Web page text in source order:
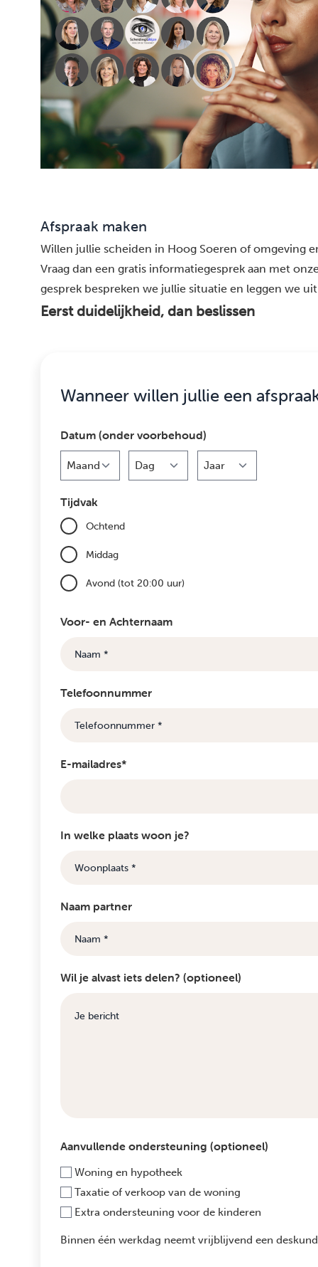
Afspraak maken
Willen jullie scheiden in Hoog Soeren of omgeving
Vraag dan een gratis informatiegesprek aan met
gesprek bespreken we jullie situatie en leggen we
Eerst duidelijkheid, dan beslissen
Wanneer willen jullie een
Datum (onder voorbehoud)
Tijdvak
Ochtend
Middag
Avond (tot 20:00 uur)
Voor- en Achternaam
Telefoonnummer
E-mailadres*
In welke plaats woon je?
Naam partner
Wil je alvast iets delen? (optioneel)
Aanvullende ondersteuning (optioneel)
Woning en hypotheek
Taxatie of verkoop van de woning
Extra ondersteuning voor de kinderen
Binnen één werkdag neemt vrijblijvend een